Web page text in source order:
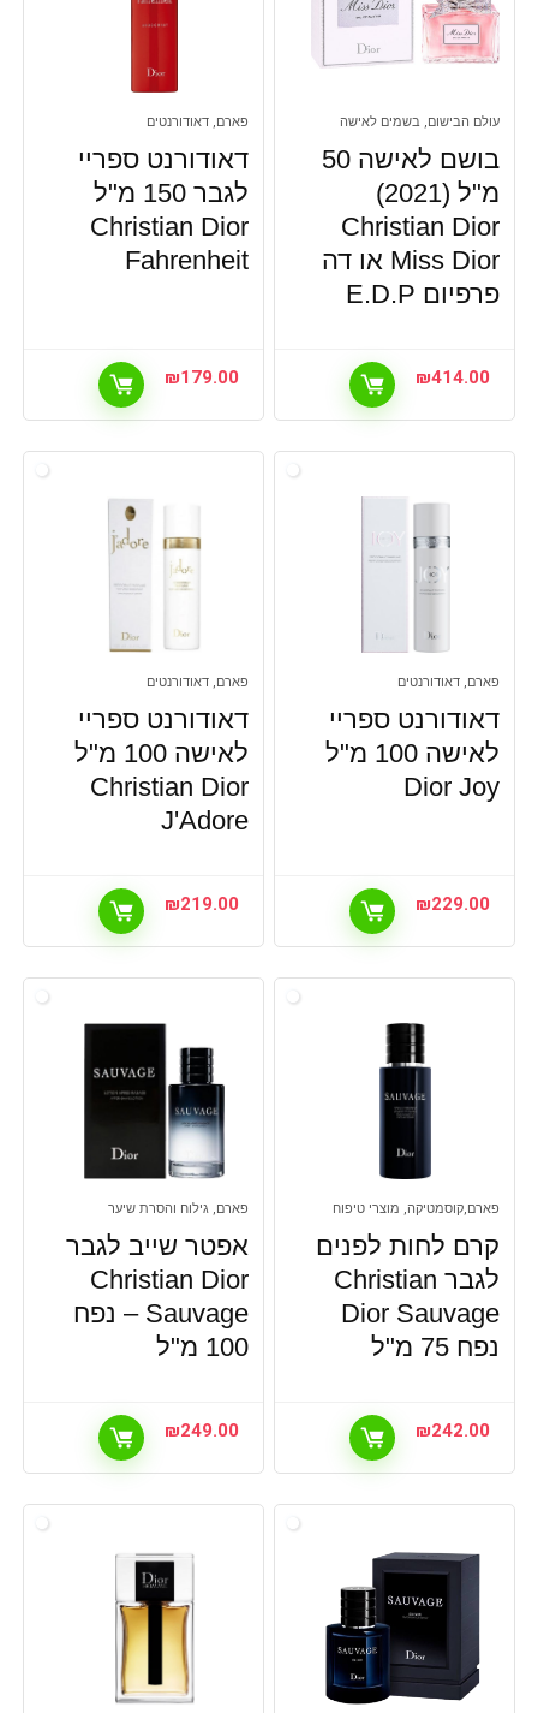
עולם הבישום, בשמים לאישה
בושם לאישה 50
מ"ל (2021)
Christian Dior
Miss Dior או דה
פרפיום E.D.P
₪414.00
פארם, דאודורנטים
דאודורנט ספריי
לגבר 150 מ"ל
Christian Dior
Fahrenheit
₪179.00
פארם, דאודורנטים
דאודורנט ספריי
לאישה 100 מ"ל
Dior Joy
₪229.00
פארם, דאודורנטים
דאודורנט ספריי
לאישה 100 מ"ל
Christian Dior
J'Adore
₪219.00
פארם,קוסמטיקה, מוצרי טיפוח
קרם לחות לפנים
לגבר Christian
Dior Sauvage
נפח 75 מ"ל
₪242.00
פארם, גילוח והסרת שיער
אפטר שייב לגבר
Christian Dior
Sauvage – נפח
100 מ"ל
₪249.00